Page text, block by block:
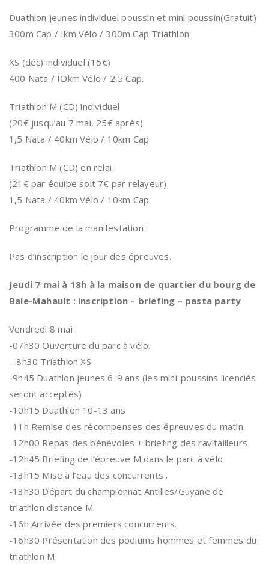
Duathlon jeunes individuel poussin et mini poussin(Gratuit)
300m Cap / Ikm Vélo / 300m Cap Triathlon
XS (déc) individuel (15€)
400 Nata / IOkm Vélo / 2,5 Cap.
Triathlon M (CD) individuel
(20€ jusqu’au 7 mai, 25€ après)
1,5 Nata / 40km Vélo / 10km Cap
Triathlon M (CD) en relai
(21€ par équipe soit 7€ par relayeur)
1,5 Nata / 40km Vélo / 10km Cap
Programme de la manifestation :
Pas d’inscription le jour des épreuves.
Jeudi 7 mai à 18h à la maison de quartier du bourg de
Baie-Mahault : inscription – briefing – pasta party
Vendredi 8 mai :
-07h30 Ouverture du parc à vélo.
– 8h30 Triathlon XS
-9h45 Duathlon jeunes 6-9 ans (les mini-poussins licenciés
seront acceptés)
-10h15 Duathlon 10-13 ans
-11h Remise des récompenses des épreuves du matin.
-12h00 Repas des bénévoles + briefing des ravitailleurs
-12h45 Briefing de l’épreuve M dans le parc à vélo
-13h15 Mise à l’eau des concurrents .
-13h30 Départ du championnat Antilles/Guyane de
triathlon distance M.
-16h Arrivée des premiers concurrents.
-16h30 Présentation des podiums hommes et femmes du
triathlon M